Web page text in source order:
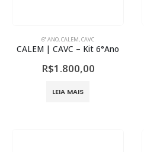
6° ANO,CALEM,CAVC
CALEM | CAVC – Kit 6°Ano
R$1.800,00
LEIA MAIS